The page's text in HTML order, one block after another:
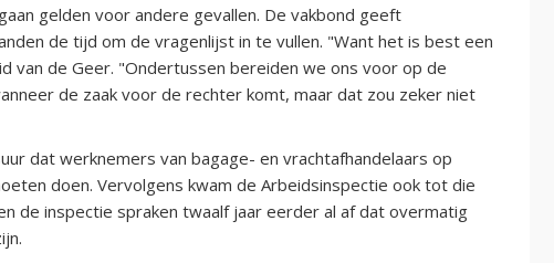
gelden voor andere gevallen. De vakbond geeft
de tijd om de vragenlijst in te vullen. "Want het is best een
van de Geer. "Ondertussen bereiden we ons voor op de
de zaak voor de rechter komt, maar dat zou zeker niet
dat werknemers van bagage- en vrachtafhandelaars op
doen. Vervolgens kwam de Arbeidsinspectie ook tot die
de inspectie spraken twaalf jaar eerder al af dat overmatig